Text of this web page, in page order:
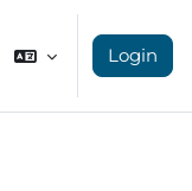
Login